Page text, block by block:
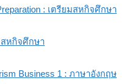
: เตรียมสหกิจศึกษา
สหกิจศึกษา
Business 1 : ภาษาอังกฤษ